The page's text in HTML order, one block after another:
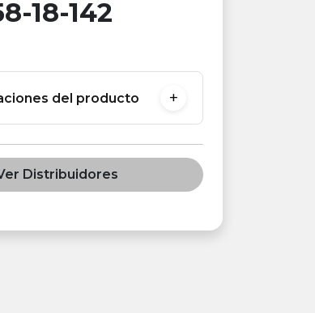
18-142
del producto
Distribuidores